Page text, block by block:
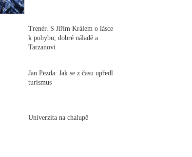
Trenér. S Jiřím Králem o lásce
k pohybu, dobré náladě a
Tarzanovi
Jan Pezda: Jak se z času upředl
turismus
Univerzita na chalupě